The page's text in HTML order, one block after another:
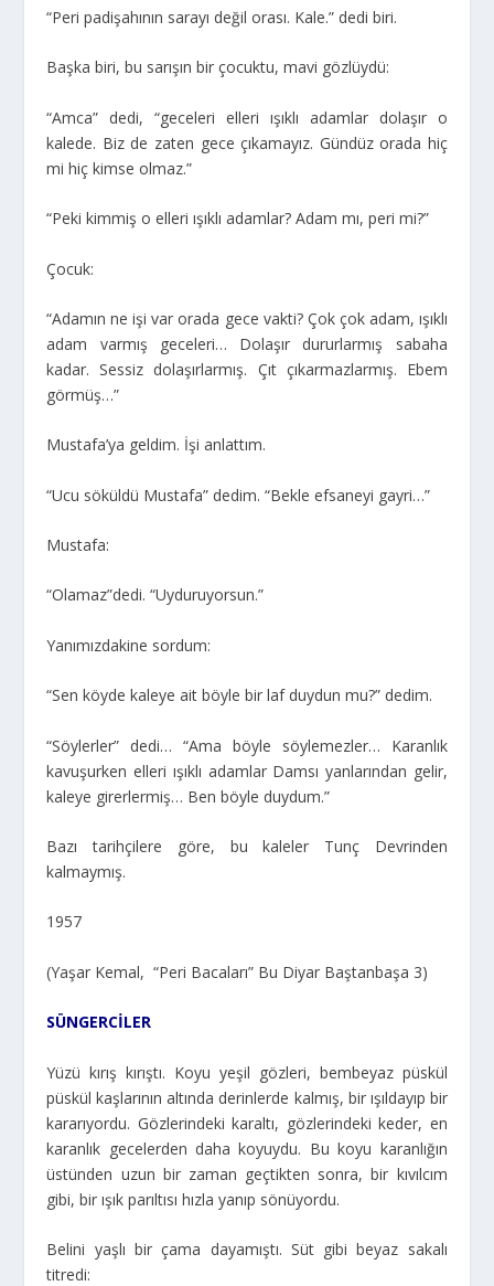
“Peri padişahının sarayı değil orası. Kale.” dedi biri.
Başka biri, bu sarışın bir çocuktu, mavi gözlüydü:
“Amca” dedi, “geceleri elleri ışıklı adamlar dolaşır o
kalede. Biz de zaten gece çıkamayız. Gündüz orada hiç
mi hiç kimse olmaz.”
“Peki kimmiş o elleri ışıklı adamlar? Adam mı, peri mi?”
Çocuk:
“Adamın ne işi var orada gece vakti? Çok çok adam, ışıklı
adam varmış geceleri… Dolaşır dururlarmış sabaha
kadar. Sessiz dolaşırlarmış. Çıt çıkarmazlarmış. Ebem
görmüş…”
Mustafa’ya geldim. İşi anlattım.
“Ucu söküldü Mustafa” dedim. “Bekle efsaneyi gayri…”
Mustafa:
“Olamaz”dedi. “Uyduruyorsun.”
Yanımızdakine sordum:
“Sen köyde kaleye ait böyle bir laf duydun mu?” dedim.
“Söylerler” dedi… “Ama böyle söylemezler… Karanlık
kavuşurken elleri ışıklı adamlar Damsı yanlarından gelir,
kaleye girerlermiş… Ben böyle duydum.”
Bazı tarihçilere göre, bu kaleler Tunç Devrinden
kalmaymış.
1957
(Yaşar Kemal, “Peri Bacaları” Bu Diyar Baştanbaşa 3)
SÜNGERCİLER
Yüzü kırış kırıştı. Koyu yeşil gözleri, bembeyaz püskül
püskül kaşlarının altında derinlerde kalmış, bir ışıldayıp bir
kararıyordu. Gözlerindeki karaltı, gözlerindeki keder, en
karanlık gecelerden daha koyuydu. Bu koyu karanlığın
üstünden uzun bir zaman geçtikten sonra, bir kıvılcım
gibi, bir ışık parıltısı hızla yanıp sönüyordu.
Belini yaşlı bir çama dayamıştı. Süt gibi beyaz sakalı
titredi: